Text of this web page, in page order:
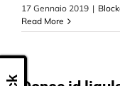
17 Gennaio 2019 |
Read More